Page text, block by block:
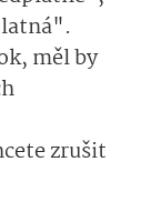
měl by
zrušit